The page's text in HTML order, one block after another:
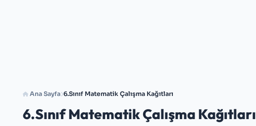
Ana Sayfa 6.Sınıf Matematik Çalışma Kağıtları
6.Sınıf Matematik Çalışma Kağıtları